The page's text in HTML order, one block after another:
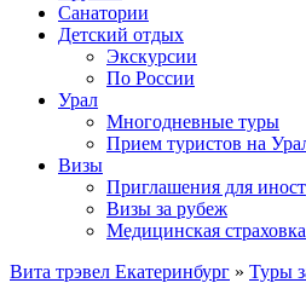
Санатории
Детский отдых
Экскурсии
По России
Урал
Многодневные туры
Прием туристов на
Визы
Приглашения для
Визы за рубеж
Медицинская
Вита трэвел Екатеринбург » Туры